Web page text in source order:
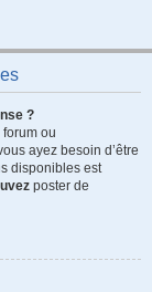
?
ou
ayez besoin d’être
disponibles est
poster de